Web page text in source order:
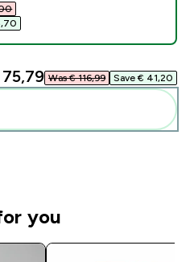
Was € 116,99‎ Save € 41,20‎
you